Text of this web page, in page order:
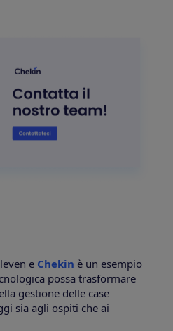
e Chekin è un esempio
possa trasformare
gestione delle case
sia agli ospiti che ai